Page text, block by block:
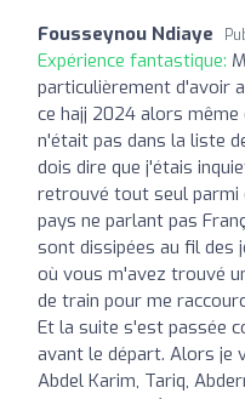
Fousseynou Ndiaye
Expérience fantastique:
particulièrement d'avoir
ce hajj 2024 alors même
n'était pas dans la liste
dois dire que j'étais
retrouvé tout seul parmi
pays ne parlant pas
sont dissipées au fil des
où vous m'avez trouvé
de train pour me
Et la suite s'est passée
avant le départ. Alors je
Abdel Karim, Tariq,